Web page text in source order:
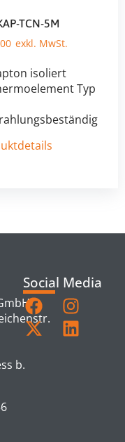
TCN-5M
isoliert
Typ
b.
Social Media